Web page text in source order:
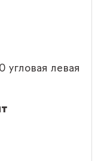
угловая левая